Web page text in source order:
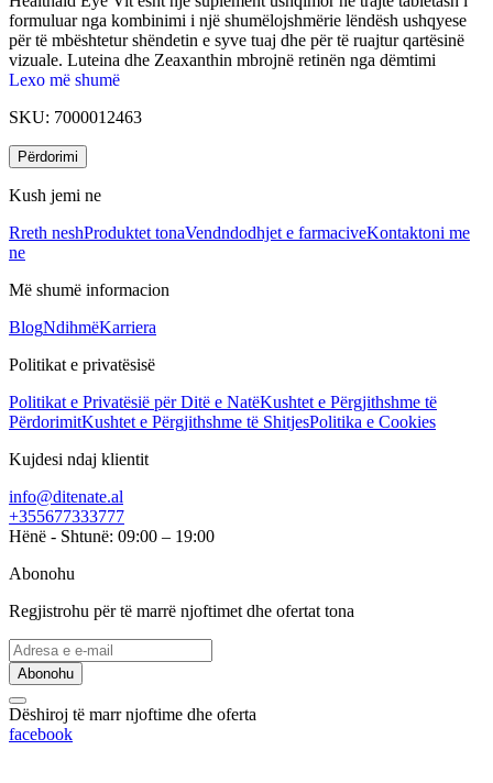
formuluar nga kombinimi i një shumëlojshmërie lëndësh ushqyese
për të mbështetur shëndetin e syve tuaj dhe për të ruajtur qartësinë
vizuale. Luteina dhe Zeaxanthin mbrojnë retinën nga dëmtimi
oksidativ i shkaktuar nga drita blu. Riboflavina mund të ndihmojë në
dhe C veprojnë si antioksidantë të fuqishëm, duke mbrojtur qelizat
Lexo më shumë
SKU: 7000012463
Përdorimi
Kush jemi ne
Rreth neshProduktet tonaVendndodhjet e farmaciveKontaktoni me
ne
Më shumë informacion
BlogNdihmëKarriera
Politikat e privatësisë
Politikat e Privatësië për Ditë e NatëKushtet e Përgjithshme të
PërdorimitKushtet e Përgjithshme të ShitjesPolitika e Cookies
Kujdesi ndaj klientit
info@ditenate.al
+355677333777
Hënë - Shtunë: 09:00 – 19:00
Abonohu
Regjistrohu për të marrë njoftimet dhe ofertat tona
Abonohu
Dëshiroj të marr njoftime dhe oferta
facebook